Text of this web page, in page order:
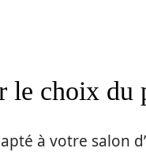
le choix du
à votre salon